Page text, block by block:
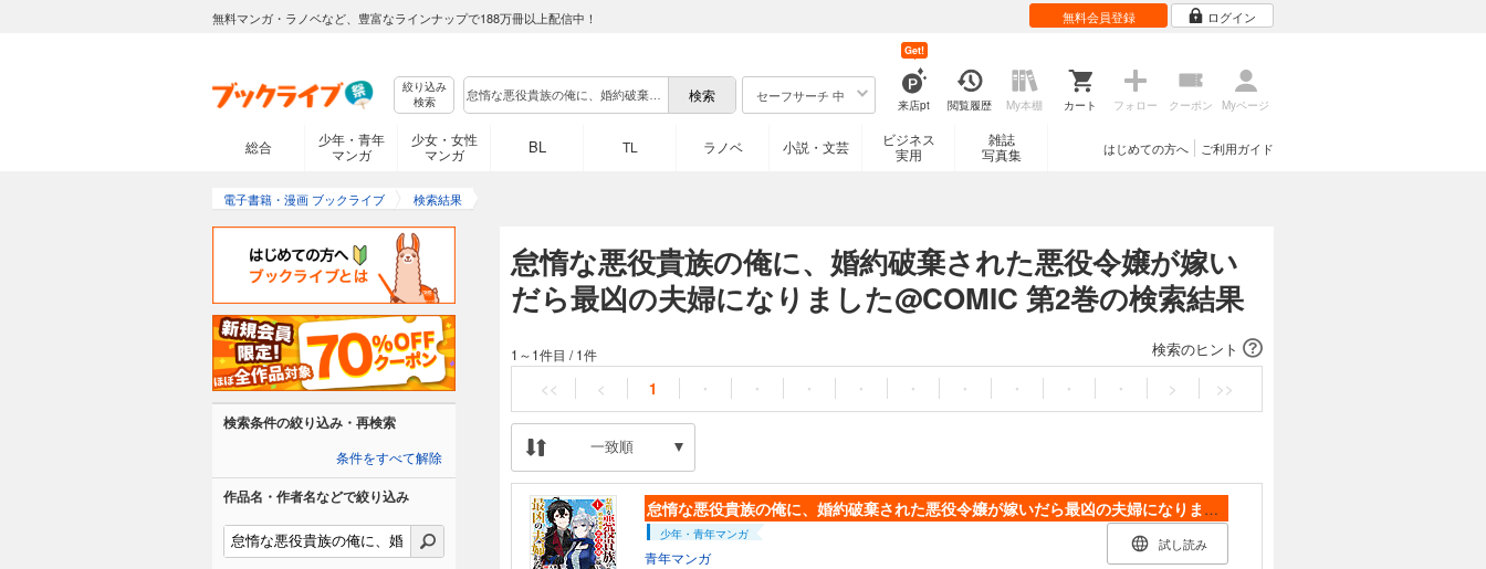
無料マンガ・ラノベなど、豊富なラインナップで188万冊以上配信中！ 無料会員登録 ログイン
絞り込み
検索
セーフサーチ 中
来店pt
Get!
閲覧履歴 My本棚 カート フォロー クーポン Myページ
総合
少年・青年
マンガ
少女・女性
マンガ
BL TL ラノベ 小説・文芸
ビジネス
実用
雑誌
写真集
ご利用ガイド
はじめての方へ
電子書籍・漫画 ブックライブ 検索結果
怠惰な悪役貴族の俺に、婚約破棄された悪役令嬢が嫁い
だら最凶の夫婦になりました@COMIC 第2巻の検索結果
検索のヒント
1～1件目 /1件
<< < 1 ・ ・ ・ ・ ・ ・ ・ ・ ・ > >>
一致順
怠惰な悪役貴族の俺に、婚約破棄された悪役令嬢が嫁いだら最凶の夫婦になりました@COMIC
少年・青年マンガ
青年マンガ
試し読み
検索条件の絞り込み・再検索
条件をすべて解除
作品名・作者名などで絞り込み